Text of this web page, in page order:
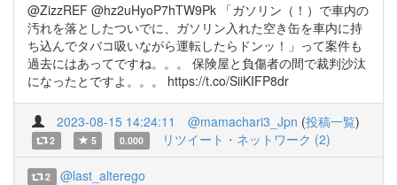
@ZizzREF @hz2uHyoP7hTW9Pk 「ガソリン（！）で車内の
汚れを落としたついでに、ガソリン入れた空き缶を車内に持
ち込んでタバコ吸いながら運転したらドンッ！」って案件も
過去にはあってですね。。。 保険屋と負傷者の間で裁判沙汰
になったとですよ。。。 https://t.co/SiiKIFP8dr
2023-08-15 14:24:11 @mamachari3_Jpn (投稿一覧)
2 5 0.000 リツイート・ネットワーク (2)
2 @last_alterego